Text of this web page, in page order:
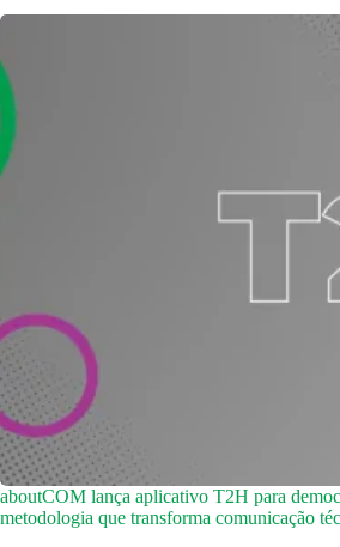
aboutCOM lança aplicativo T2H para
metodologia que transforma comunicação